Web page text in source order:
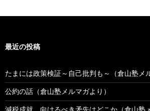
最近の投稿
たまには政策検証～自己批判も～（倉山塾メ
公約の話（倉山塾メルマガより）
減税成就、向けるべき矛先はどこか（倉山塾